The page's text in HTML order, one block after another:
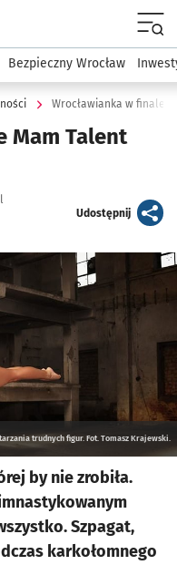
Dla mieszkańca
Bezpieczny Wrocław
Wrocławianka w finale
Mam Talent
Udostępnijartykuł
trudnych figur. Fot. Tomasz Krajewski.
by nie zrobiła.
Szpagat,
karkołomnego